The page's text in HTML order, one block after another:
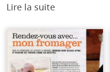
Lire la suite